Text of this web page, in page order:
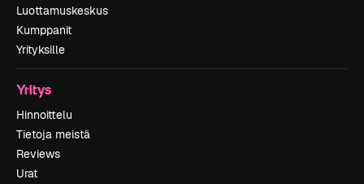
Luottamuskeskus
Kumppanit
Yrityksille
Yritys
Hinnoittelu
Tietoja meistä
Reviews
Urat